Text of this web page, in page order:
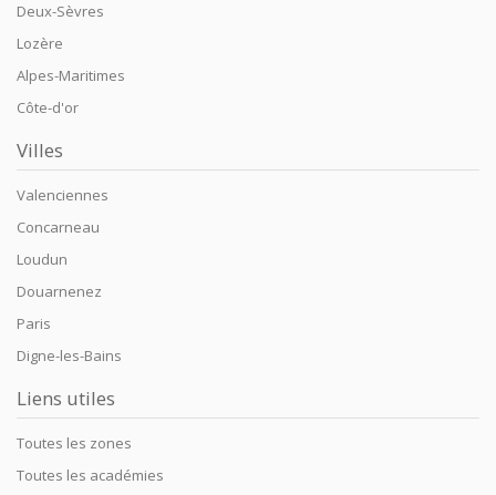
Deux-Sèvres
Lozère
Alpes-Maritimes
Côte-d'or
Villes
Valenciennes
Concarneau
Loudun
Douarnenez
Paris
Digne-les-Bains
Liens utiles
Toutes les zones
Toutes les académies